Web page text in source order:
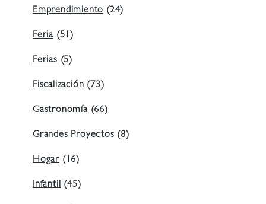
Emprendimiento (24)
Feria (51)
Ferias (5)
Fiscalización (73)
Gastronomía(66)
Grandes Proyectos (8)
Hogar (16)
Infantil (45)